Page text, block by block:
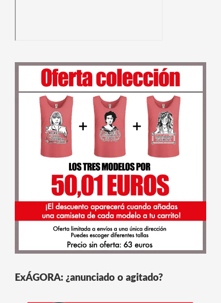
ExÁGORA: ¿anunciado o agitado?